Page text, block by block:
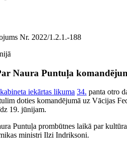
Nr. 2022/1.2.1.-188
Naura Puntuļa
iekārtas likuma 34. panta otro
doties komandējumā uz Vācijas
19. jūnijam.
Puntuļa prombūtnes laikā par
ministri Ilzi Indriksoni.